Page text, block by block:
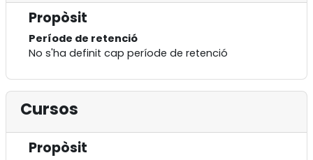
Propòsit
Període de retenció
No s'ha definit cap període de retenció
Cursos
Propòsit